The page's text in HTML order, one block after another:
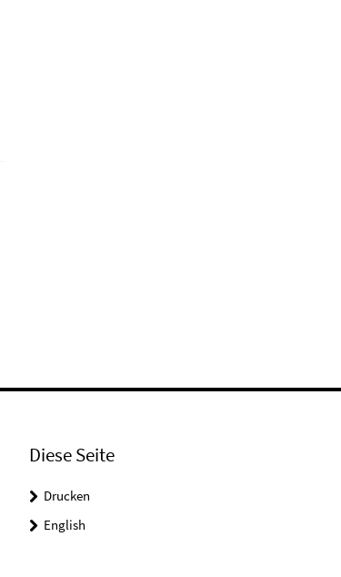
Diese Seite
Drucken
English